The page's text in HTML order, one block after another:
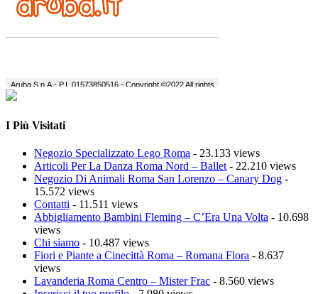
I Più Visitati
Negozio Specializzato Lego Roma - 23.133 views
Articoli Per La Danza Roma Nord – Ballet - 22.210 views
Negozio Di Animali Roma San Lorenzo – Canary Dog -
15.572 views
Contatti - 11.511 views
Abbigliamento Bambini Fleming – C’Era Una Volta - 10.698
views
Chi siamo - 10.487 views
Fiori e Piante a Cinecittà Roma – Romana Flora - 8.637
views
Lavanderia Roma Centro – Mister Frac - 8.560 views